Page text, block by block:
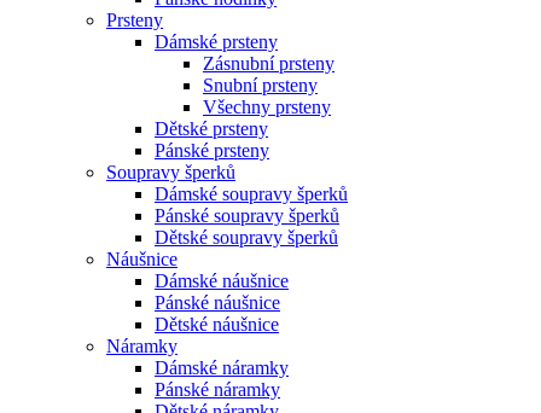
Prsteny
Dámské prsteny
Zásnubní prsteny
Snubní prsteny
Všechny prsteny
Dětské prsteny
Pánské prsteny
Soupravy šperků
Dámské soupravy šperků
Pánské soupravy šperků
Dětské soupravy šperků
Náušnice
Dámské náušnice
Pánské náušnice
Dětské náušnice
Náramky
Dámské náramky
Pánské náramky